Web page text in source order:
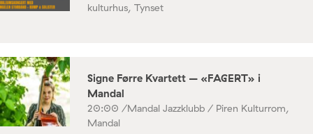
kulturhus, Tynset
Signe Førre Kvartett – «FAGERT» i
Mandal
20:00 /Mandal Jazzklubb / Piren Kulturrom,
Mandal